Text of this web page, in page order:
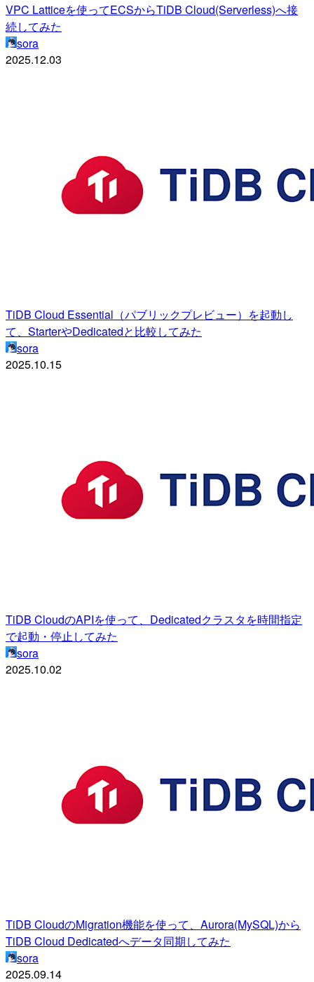
VPC Latticeを使ってECSからTiDB Cloud(Serverless)へ接
続してみた
sora
2025.12.03
TiDB Cloud Essential（パブリックプレビュー）を起動し
て、StarterやDedicatedと比較してみた
sora
2025.10.15
TiDB CloudのAPIを使って、Dedicatedクラスタを時間指定
で起動・停止してみた
sora
2025.10.02
TiDB CloudのMigration機能を使って、Aurora(MySQL)から
TiDB Cloud Dedicatedへデータ同期してみた
sora
2025.09.14